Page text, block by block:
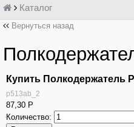
Каталог
Вернуться назад
Купить Полкодержатель
p513ab_2
87,30 Р
Количество: